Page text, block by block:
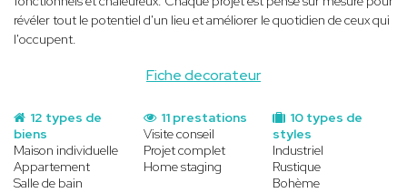
Fiche decorateur
révéler tout le potentiel d'un lieu et améliorer le quotidien de ceux qui
l'occupent.
12 types de
biens
Maison individuelle
Appartement
Salle de bain
10 types de
styles
Industriel
Rustique
Bohème
11 prestations
Visite conseil
Projet complet
Home staging